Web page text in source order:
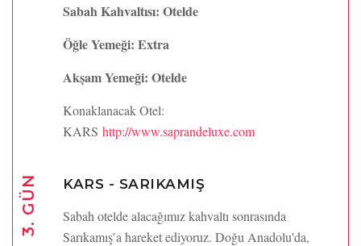
Sabah Kahvaltısı: Otelde
Öğle Yemeği: Extra
Akşam Yemeği: Otelde
Konaklanacak Otel:
KARS http://www.saprandeluxe.com
3. GÜN KARS - SARIKAMIŞ
Sabah otelde alacağımız kahvaltı sonrasında
Sarıkamış’a hareket ediyoruz. Doğu Anadolu'da,